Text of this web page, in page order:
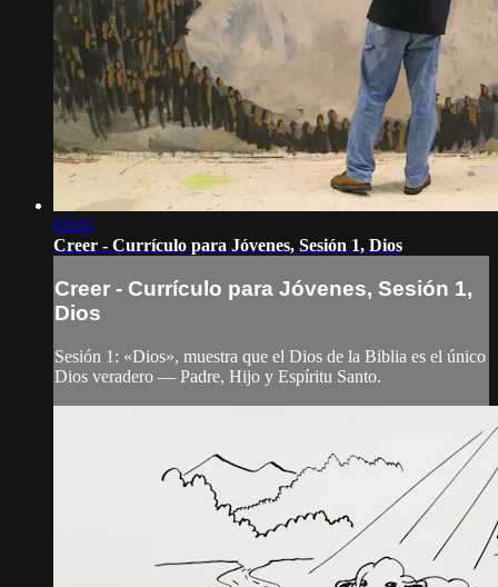
03:05
Creer - Currículo para Jóvenes, Sesión 1, Dios
Creer - Currículo para Jóvenes, Sesión 1,
Dios
Sesión 1: «Dios», muestra que el Dios de la Biblia es el único
Dios veradero — Padre, Hijo y Espíritu Santo.